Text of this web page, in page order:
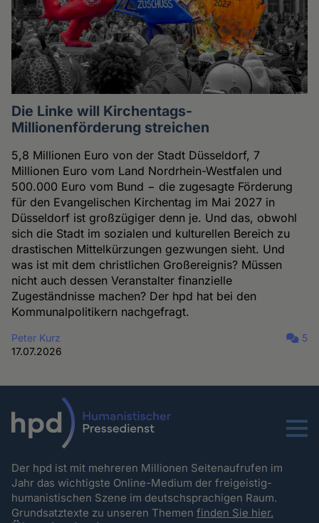
Die Linke will Kirchentags-
Millionenförderung streichen
5,8 Millionen Euro von der Stadt Düsseldorf, 7
Millionen Euro vom Land Nordrhein-Westfalen und
500.000 Euro vom Bund − die zugesagte Förderung
für den Evangelischen Kirchentag im Mai 2027 in
Düsseldorf ist großzügiger denn je. Und das, obwohl
sich die Stadt im sozialen und kulturellen Bereich zu
drastischen Mittelkürzungen gezwungen sieht. Und
was ist mit dem christlichen Großereignis? Müssen
nicht auch dessen Veranstalter finanzielle
Zugeständnisse machen? Der hpd hat bei den
Kommunalpolitikern nachgefragt.
Peter Kurz
17.07.2026
5
Menu
Der hpd ist mit mehreren Millionen Seitenaufrufen im
Jahr das wichtigste Online-Medium der freigeistig-
humanistischen Szene im deutschsprachigen Raum.
Grundsatztexte zu unseren Themenfinden Sie hier.